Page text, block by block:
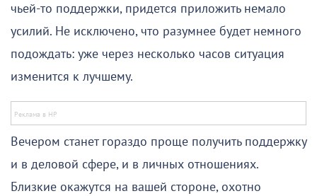
чьей-то поддержки, придется приложить немало
усилий. Не исключено, что разумнее будет немного
подождать: уже через несколько часов ситуация
изменится к лучшему.
Вечером станет гораздо проще получить поддержку
и в деловой сфере, и в личных отношениях.
Близкие окажутся на вашей стороне, охотно